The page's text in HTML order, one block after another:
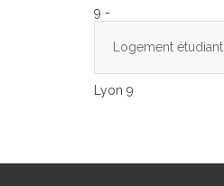
9 -
Logement étudiant
Lyon 9